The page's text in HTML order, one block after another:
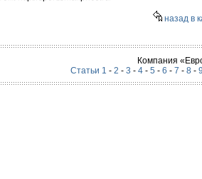
назад в
Компания
Статьи 1 - 2 - 3 - 4- 5 - 6 - 7 - 8- 9